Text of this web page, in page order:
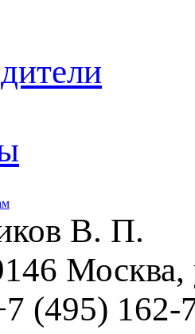
В. П.
Москва,
(495) 162-